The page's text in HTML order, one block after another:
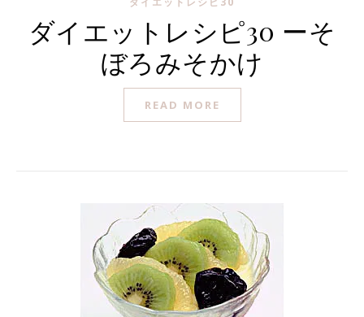
ダイエットレシピ30 ーそ
ぼろみそかけ
READ MORE